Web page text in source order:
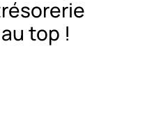
top !